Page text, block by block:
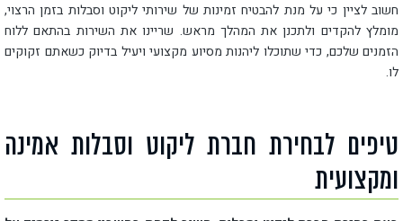
חשוב לציין כי על מנת להבטיח זמינות של שירותי ליקוט וסבלות בזמן הרצוי,
מומלץ להקדים ולתכנן את המהלך מראש. שריינו את השירות בהתאם ללוח
הזמנים שלכם, כדי שתוכלו ליהנות מסיוע מקצועי ויעיל בדיוק כשאתם זקוקים
לו.
טיפים לבחירת חברת ליקוט וסבלות אמינה
ומקצועית